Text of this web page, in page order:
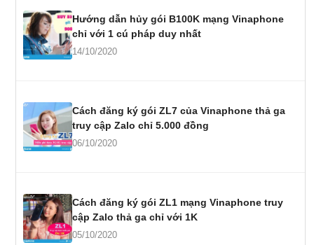
Hướng dẫn hủy gói B100K mạng Vinaphone
chỉ với 1 cú pháp duy nhất
14/10/2020
Cách đăng ký gói ZL7 của Vinaphone thả ga
truy cập Zalo chỉ 5.000 đồng
06/10/2020
Cách đăng ký gói ZL1 mạng Vinaphone truy
cập Zalo thả ga chỉ với 1K
05/10/2020